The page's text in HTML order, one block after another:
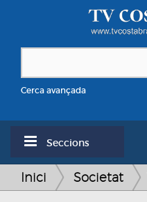
Cerca avançada
Seccions
Inici Societat